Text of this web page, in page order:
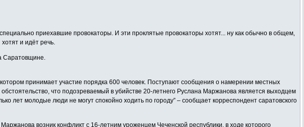
приехавшие провокаторы. И эти проклятые провокаторы хотят... ну как обычно в общем,
и идёт речь.
Саратовщине.
принимает участие порядка 600 человек. Поступают сообщения о намерении местных
что подозреваемый в убийстве 20-летнего Руслана Маржанова является выходцем
лет молодые люди не могут спокойно ходить по городу” – сообщает корреспондент саратовского
возник конфликт с 16-летним уроженцем Чеченской республики, в ходе которого